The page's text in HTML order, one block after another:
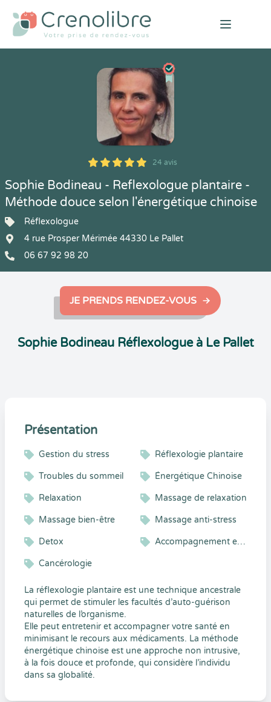
Open
5
1
5
24 24 avis
Sophie Bodineau - Reflexologue plantaire -
Méthode douce selon l'énergétique chinoise
Réflexologue
4 rue Prosper Mérimée 44330 Le Pallet
06 67 92 98 20
JE PRENDS RENDEZ-VOUS
Sophie Bodineau Réflexologue à Le Pallet
Présentation
Gestion du stress Réflexologie plantaire
Troubles du sommeil Énergétique Chinoise
Relaxation Massage de relaxation
Massage bien-être Massage anti-stress
Detox Accompagnement en santé
Cancérologie
La réflexologie plantaire est une technique ancestrale
qui permet de stimuler les facultés d’auto-guérison
naturelles de l’organisme.
Elle peut entretenir et accompagner votre santé en
minimisant le recours aux médicaments. La méthode
énergétique chinoise est une approche non intrusive,
à la fois douce et profonde, qui considère l’individu
dans sa globalité.